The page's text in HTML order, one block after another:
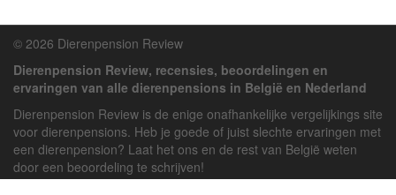
© 2026 Dierenpension Review
Dierenpension Review, recensies, beoordelingen en
ervaringen van alle dierenpensions in België en Nederland
Dierenpension Review is de enige onafhankelijke vergelijkings site
voor dierenpensions. Heb je goede of juist slechte ervaringen met
een dierenpension? Laat het ons en de rest van België weten
door een beoordeling te schrijven!